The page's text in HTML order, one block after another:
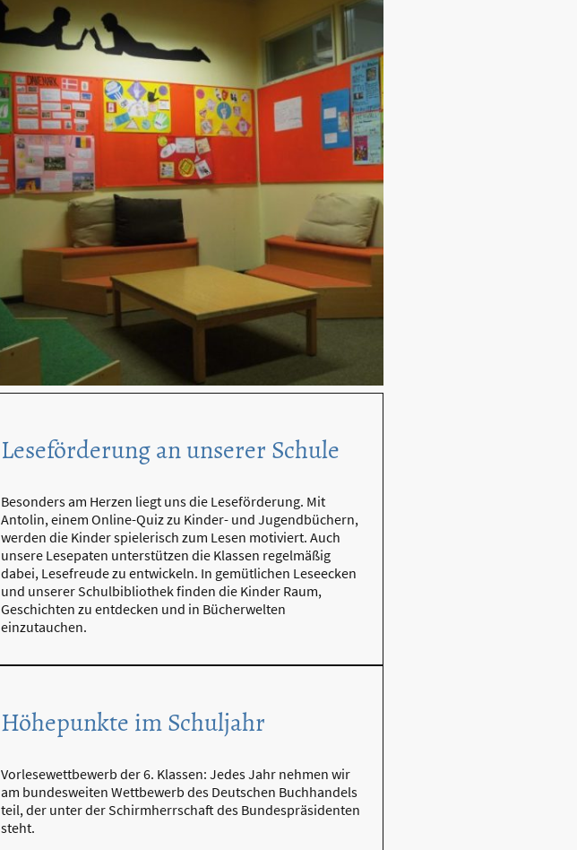
Leseförderung an unserer Schule
Besonders am Herzen liegt uns die Leseförderung. Mit
Antolin, einem Online-Quiz zu Kinder- und Jugendbüchern,
werden die Kinder spielerisch zum Lesen motiviert. Auch
unsere Lesepaten unterstützen die Klassen regelmäßig
dabei, Lesefreude zu entwickeln. In gemütlichen Leseecken
und unserer Schulbibliothek finden die Kinder Raum,
Geschichten zu entdecken und in Bücherwelten
einzutauchen.
Höhepunkte im Schuljahr
Vorlesewettbewerb der 6. Klassen: Jedes Jahr nehmen wir
am bundesweiten Wettbewerb des Deutschen Buchhandels
teil, der unter der Schirmherrschaft des Bundespräsidenten
steht.